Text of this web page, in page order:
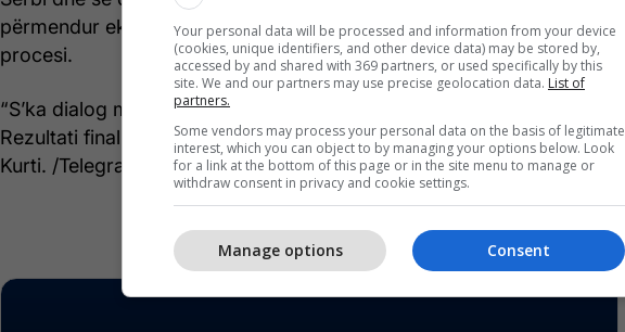
përmendur ekipet që ka formuar për që të qenë pjesë e këtij
procesi.
“S’ka dialog me harta në tavolinë, s’ka president rreth hartave.
Rezultati final i bisedimeve duhet të jetë njohja reciproke”, ka thënë
Kurti. /Telegrafi/
Your personal data will be processed and information from your device
(cookies, unique identifiers, and other device data) may be stored by,
accessed by and shared with 369 partners, or used specifically by this
site. We and our partners may use precise geolocation data. List of
partners.
Some vendors may process your personal data on the basis of legitimate
interest, which you can object to by managing your options below. Look
for a link at the bottom of this page or in the site menu to manage or
withdraw consent in privacy and cookie settings.
Consent
Manage options